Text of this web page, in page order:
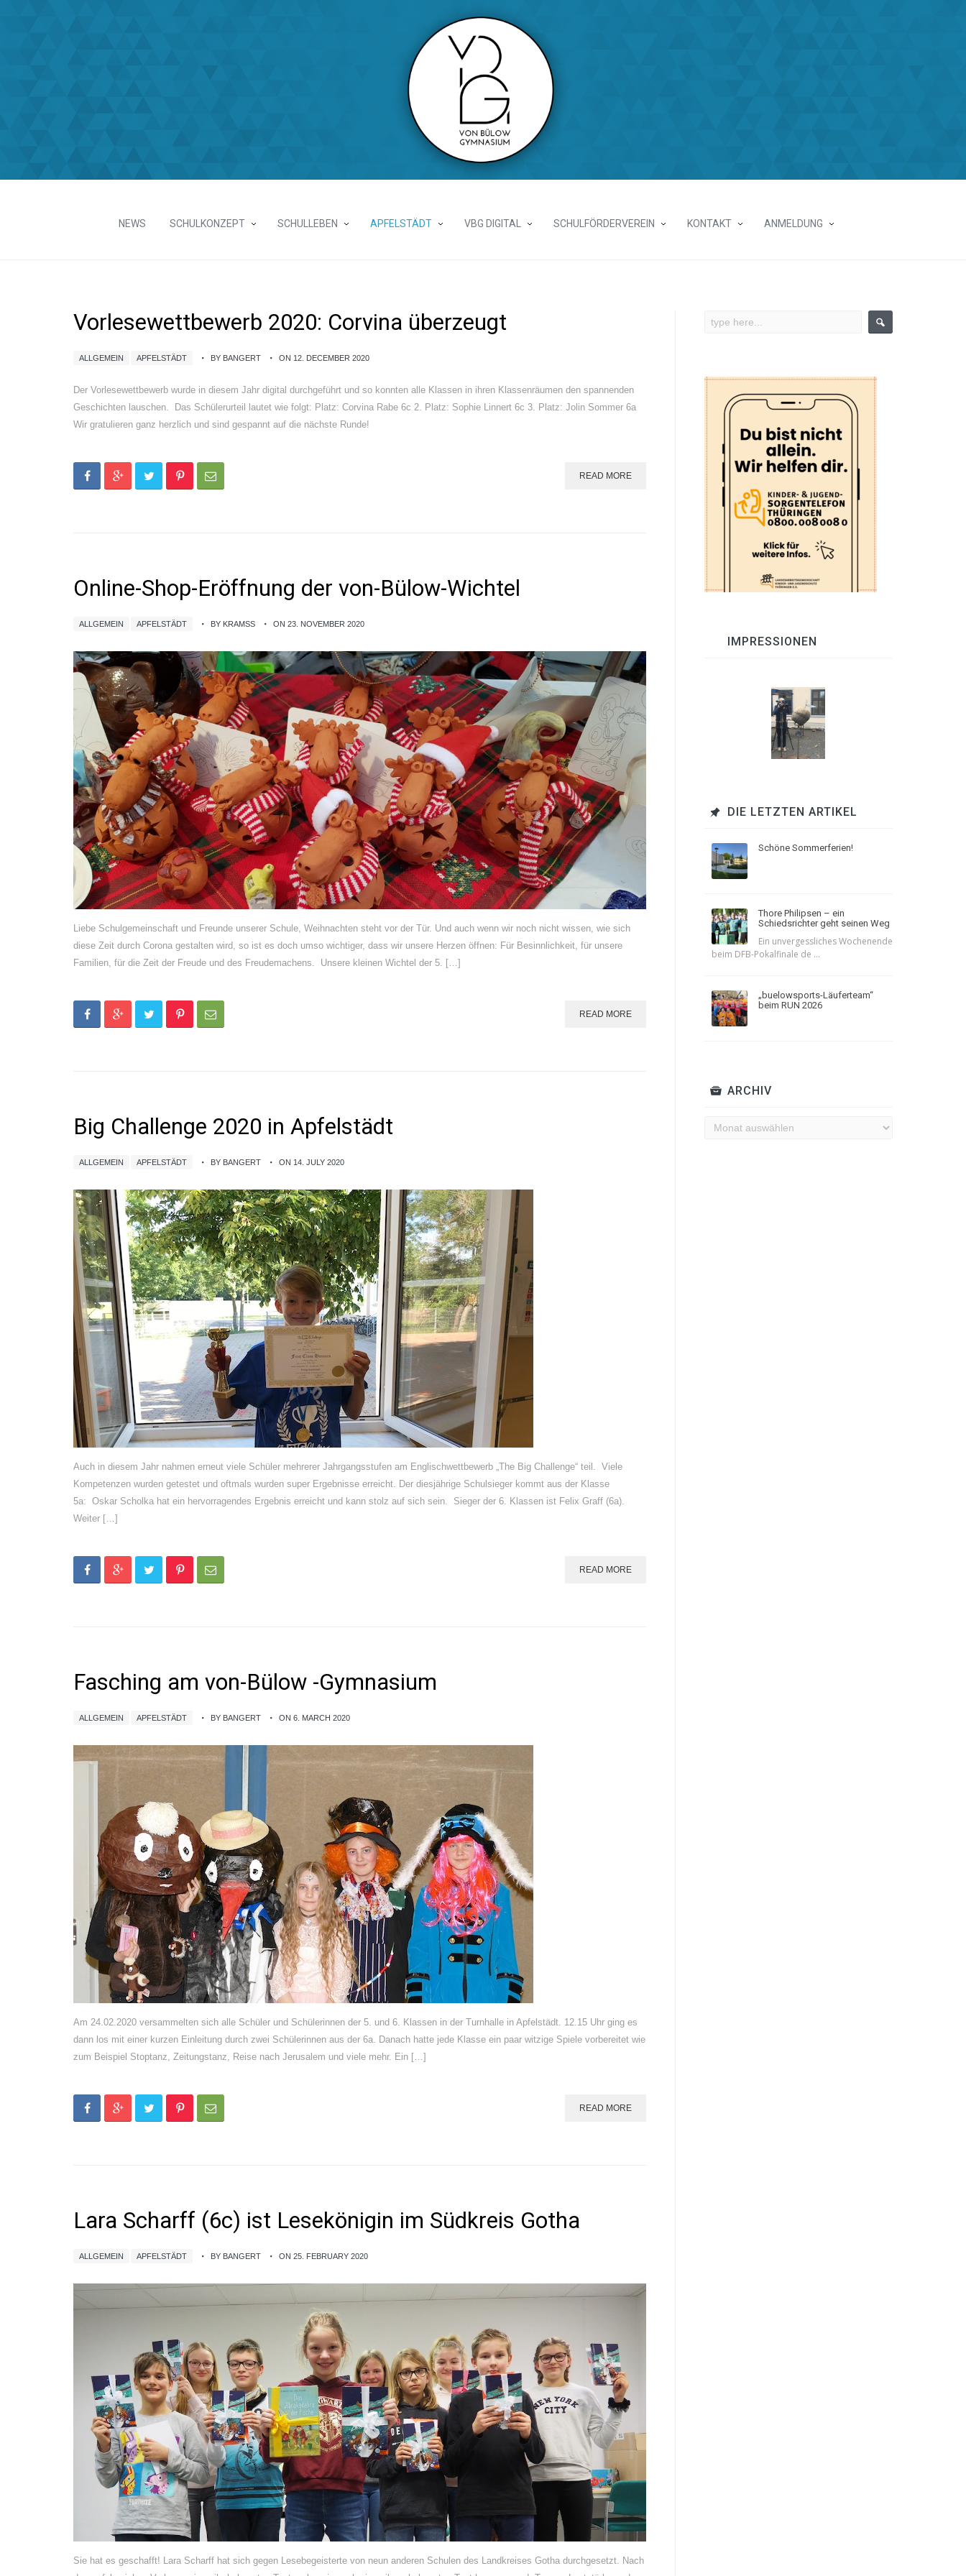
NEWS SCHULKONZEPT SCHULLEBEN APFELSTÄDT VBG DIGITAL SCHULFÖRDERVEREIN KONTAKT ANMELDUNG
Vorlesewettbewerb 2020: Corvina überzeugt
ALLGEMEIN APFELSTÄDT BY BANGERT ON 12. DECEMBER 2020
Der Vorlesewettbewerb wurde in diesem Jahr digital durchgeführt und so konnten alle Klassen in ihren Klassenräumen den spannenden
Geschichten lauschen. Das Schülerurteil lautet wie folgt: Platz: Corvina Rabe 6c 2. Platz: Sophie Linnert 6c 3. Platz: Jolin Sommer 6a
Wir gratulieren ganz herzlich und sind gespannt auf die nächste Runde!
READ MORE
Online-Shop-Eröffnung der von-Bülow-Wichtel
ALLGEMEIN APFELSTÄDT BY KRAMSS ON 23. NOVEMBER 2020
Liebe Schulgemeinschaft und Freunde unserer Schule, Weihnachten steht vor der Tür. Und auch wenn wir noch nicht wissen, wie sich
diese Zeit durch Corona gestalten wird, so ist es doch umso wichtiger, dass wir unsere Herzen öffnen: Für Besinnlichkeit, für unsere
Familien, für die Zeit der Freude und des Freudemachens. Unsere kleinen Wichtel der 5. […]
READ MORE
Big Challenge 2020 in Apfelstädt
ALLGEMEIN APFELSTÄDT BY BANGERT ON 14. JULY 2020
Auch in diesem Jahr nahmen erneut viele Schüler mehrerer Jahrgangsstufen am Englischwettbewerb „The Big Challenge“ teil. Viele
Kompetenzen wurden getestet und oftmals wurden super Ergebnisse erreicht. Der diesjährige Schulsieger kommt aus der Klasse
5a: Oskar Scholka hat ein hervorragendes Ergebnis erreicht und kann stolz auf sich sein. Sieger der 6. Klassen ist Felix Graff (6a).
Weiter […]
READ MORE
Fasching am von-Bülow -Gymnasium
ALLGEMEIN APFELSTÄDT BY BANGERT ON 6. MARCH 2020
Am 24.02.2020 versammelten sich alle Schüler und Schülerinnen der 5. und 6. Klassen in der Turnhalle in Apfelstädt. 12.15 Uhr ging es
dann los mit einer kurzen Einleitung durch zwei Schülerinnen aus der 6a. Danach hatte jede Klasse ein paar witzige Spiele vorbereitet wie
zum Beispiel Stoptanz, Zeitungstanz, Reise nach Jerusalem und viele mehr. Ein […]
READ MORE
Lara Scharff (6c) ist Lesekönigin im Südkreis Gotha
ALLGEMEIN APFELSTÄDT BY BANGERT ON 25. FEBRUARY 2020
Sie hat es geschafft! Lara Scharff hat sich gegen Lesebegeisterte von neun anderen Schulen des Landkreises Gotha durchgesetzt. Nach
IMPRESSIONEN
DIE LETZTEN ARTIKEL
Schöne Sommerferien!
Thore Philipsen – ein
Schiedsrichter geht seinen Weg
Ein unvergessliches Wochenende
beim DFB-Pokalfinale de ...
„buelowsports-Läuferteam“
beim RUN 2026
ARCHIV
Archiv